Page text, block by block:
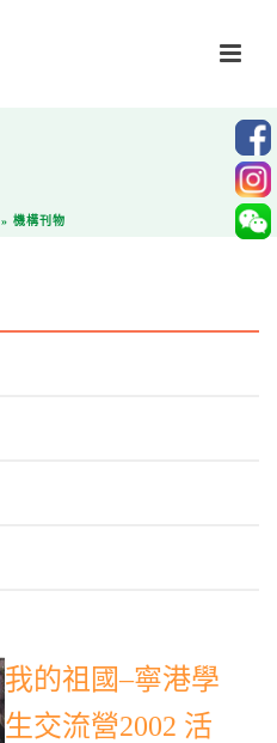
» 機構刊物
我的祖國–寧港學
生交流營2002 活